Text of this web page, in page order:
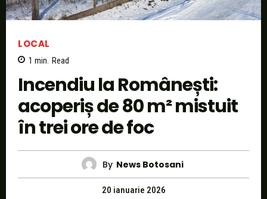
LOCAL
1 min. Read
Incendiu la Românești:
acoperiș de 80 m² mistuit
în trei ore de foc
By News Botosani
20 ianuarie 2026